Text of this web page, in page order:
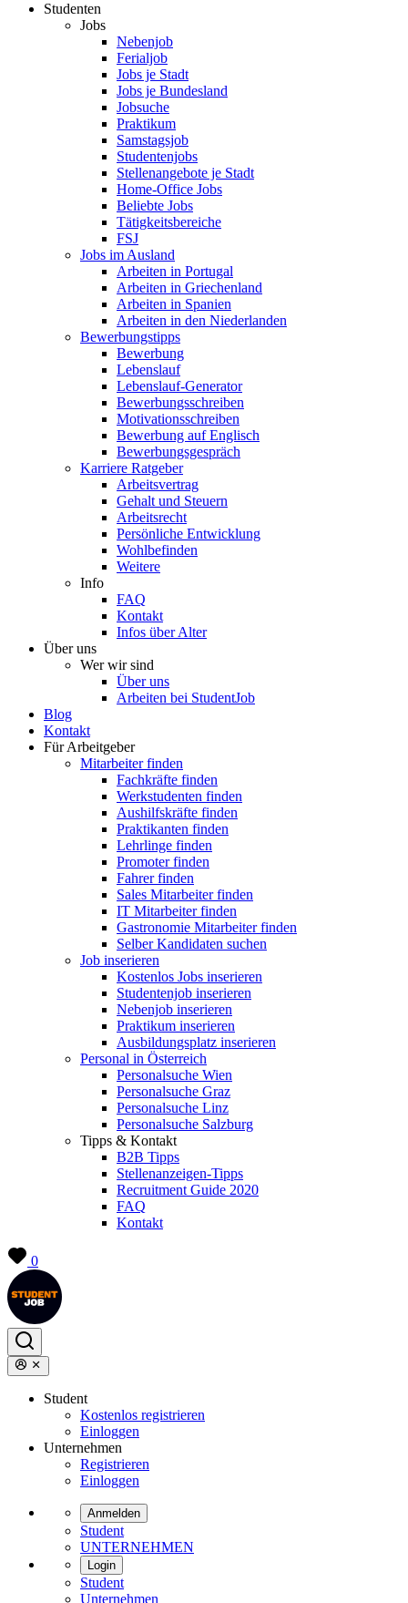
Studenten
Jobs
Nebenjob
Ferialjob
Jobs je Stadt
Jobs je Bundesland
Jobsuche
Praktikum
Samstagsjob
Studentenjobs
Stellenangebote je Stadt
Home-Office Jobs
Beliebte Jobs
Tätigkeitsbereiche
FSJ
Jobs im Ausland
Arbeiten in Portugal
Arbeiten in Griechenland
Arbeiten in Spanien
Arbeiten in den Niederlanden
Bewerbungstipps
Bewerbung
Lebenslauf
Lebenslauf-Generator
Bewerbungsschreiben
Motivationsschreiben
Bewerbung auf Englisch
Bewerbungsgespräch
Karriere Ratgeber
Arbeitsvertrag
Gehalt und Steuern
Arbeitsrecht
Persönliche Entwicklung
Wohlbefinden
Weitere
Info
FAQ
Kontakt
Infos über Alter
Über uns
Wer wir sind
Über uns
Arbeiten bei StudentJob
Blog
Kontakt
Für Arbeitgeber
Mitarbeiter finden
Fachkräfte finden
Werkstudenten finden
Aushilfskräfte finden
Praktikanten finden
Lehrlinge finden
Promoter finden
Fahrer finden
Sales Mitarbeiter finden
IT Mitarbeiter finden
Gastronomie Mitarbeiter finden
Selber Kandidaten suchen
Job inserieren
Kostenlos Jobs inserieren
Studentenjob inserieren
Nebenjob inserieren
Praktikum inserieren
Ausbildungsplatz inserieren
Personal in Österreich
Personalsuche Wien
Personalsuche Graz
Personalsuche Linz
Personalsuche Salzburg
Tipps & Kontakt
B2B Tipps
Stellenanzeigen-Tipps
Recruitment Guide 2020
FAQ
Kontakt
0
Student
Kostenlos registrieren
Einloggen
Unternehmen
Registrieren
Einloggen
Anmelden
Student
UNTERNEHMEN
Login
Student
Unternehmen